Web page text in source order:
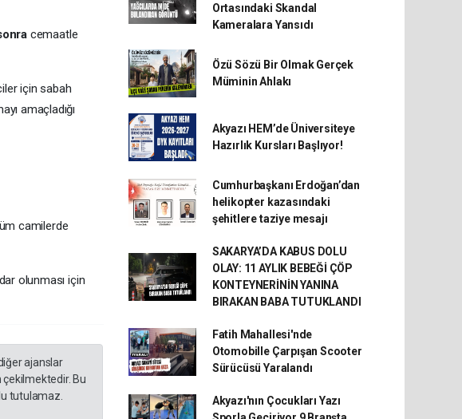
cemaatle
için sabah
amaçladığı
camilerde
olunması için
ajanslar
Bu
tutulamaz.
Ortasındaki Skandal
Kameralara Yansıdı
Özü Sözü Bir Olmak Gerçek
Müminin Ahlakı
Akyazı HEM’de Üniversiteye
Hazırlık Kursları Başlıyor!
Cumhurbaşkanı Erdoğan’dan
helikopter kazasındaki
şehitlere taziye mesajı
SAKARYA’DA KABUS DOLU
OLAY: 11 AYLIK BEBEĞİ ÇÖP
KONTEYNERİNİN YANINA
BIRAKAN BABA TUTUKLANDI
Fatih Mahallesi'nde
Otomobille Çarpışan Scooter
Sürücüsü Yaralandı
Akyazı'nın Çocukları Yazı